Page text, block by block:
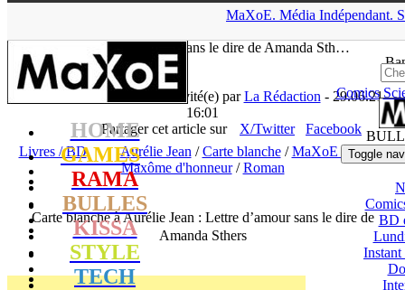
MaXoE. Média Indépendant.
HOME
GAMES
RAMA
BULLES
KISSA
STYLE
TECH
Comics
Toggle
BD
Instant
Jean : Lettre d’amour sans le dire de Amanda Sth…
, auteur(e) invité(e) parLa Rédaction - 29.06.21,
16:01
Partager cet article sur
X/Twitter
Facebook
Livres / BD
Aurélie Jean /Carte blanche/MaXoE Festival /
Maxôme d'honneur/Roman
Carte blanche à Aurélie Jean : Lettre d’amour sans le dire de
Amanda Sthers